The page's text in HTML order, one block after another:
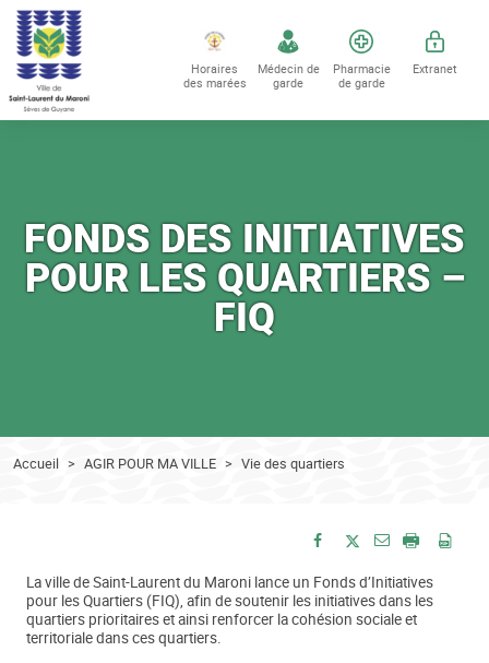
Accéder au contenu
Accéder au menu
Horaires
des marées
Médecin de
garde
Pharmacie
de garde
Extranet
FONDS DES INITIATIVES
POUR LES QUARTIERS –
FIQ
Accueil AGIR POUR MA VILLE Vie des quartiers
Partager sur Facebook
Partager sur
Envoyer par
Imprimer
La ville de Saint-Laurent du Maroni lance un Fonds d’Initiatives
pour les Quartiers (FIQ), afin de soutenir les initiatives dans les
quartiers prioritaires et ainsi renforcer la cohésion sociale et
territoriale dans ces quartiers.